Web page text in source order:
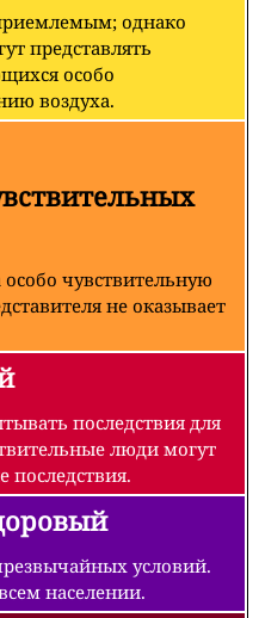
однако
представлять
особо
воздуха.
чувствительную
не оказывает
последствия для
люди могут
последствия.
условий.
населении.